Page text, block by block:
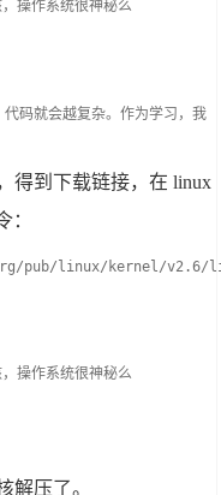
码就会越复杂。作为学习，我
得到下载链接，在 linux
：
pub/linux/kernel/v2.6/
解压了。